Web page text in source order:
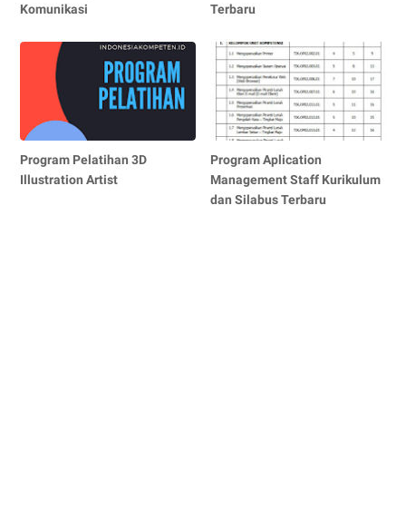
Komunikasi
Terbaru
Program Pelatihan 3D
Illustration Artist
Program Aplication
Management Staff Kurikulum
dan Silabus Terbaru